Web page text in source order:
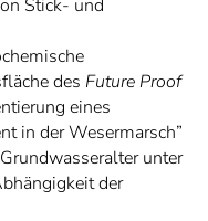
Stick- und
des Future Proof
eines
in der Wesermarsch”
unter
der